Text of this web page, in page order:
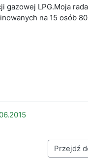
gazowej LPG.Moja
na 15 osób
Przejdź do...